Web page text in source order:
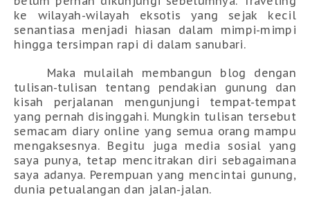
ke wilayah-wilayah eksotis yang sejak kecil
senantiasa menjadi hiasan dalam mimpi-mimpi
hingga tersimpan rapi di dalam sanubari.
Maka mulailah membangun blog dengan
tulisan-tulisan tentang pendakian gunung dan
kisah perjalanan mengunjungi tempat-tempat
yang pernah disinggahi. Mungkin tulisan tersebut
semacam diary online yang semua orang mampu
mengaksesnya. Begitu juga media sosial yang
saya punya, tetap mencitrakan diri sebagaimana
saya adanya. Perempuan yang mencintai gunung,
dunia petualangan dan jalan-jalan.